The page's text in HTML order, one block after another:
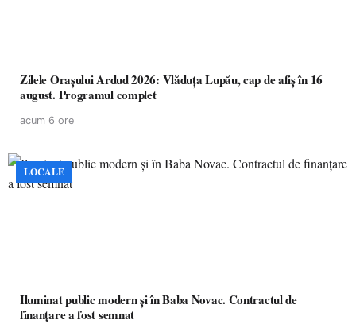
Zilele Orașului Ardud 2026: Vlăduța Lupău, cap de afiș în 16
august. Programul complet
acum 6 ore
LOCALE
Iluminat public modern și în Baba Novac. Contractul de
finanțare a fost semnat